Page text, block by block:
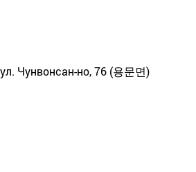
Чунвонсан-но, 76 (용문면)